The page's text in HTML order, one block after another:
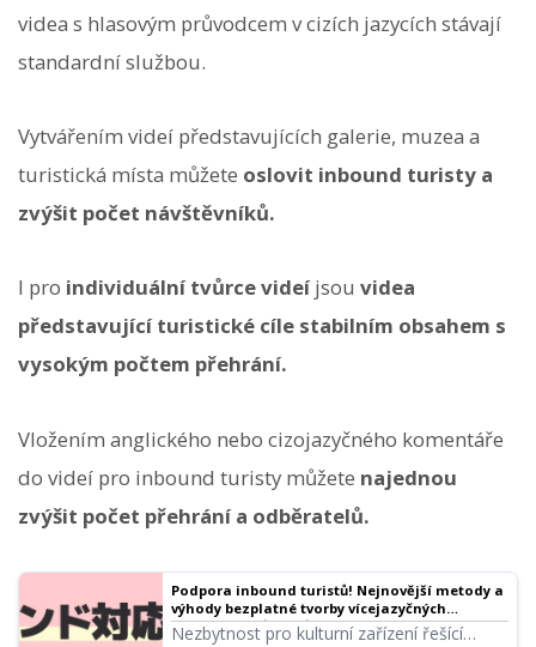
videa s hlasovým průvodcem v cizích jazycích stávají
standardní službou.
Vytvářením videí představujících galerie, muzea a
turistická místa můžete oslovit inbound turisty a
zvýšit počet návštěvníků.
I pro individuální tvůrce videíjsou videa
představující turistické cíle stabilním obsahem s
vysokým počtem přehrání.
Vložením anglického nebo cizojazyčného komentáře
do videí pro inbound turisty můžete najednou
zvýšit počet přehrání a odběratelů.
Podpora inbound turistů! Nejnovější metody a
výhody bezplatné tvorby vícejazyčných
hlasových průvodců
Nezbytnost pro kulturní zařízení řešící